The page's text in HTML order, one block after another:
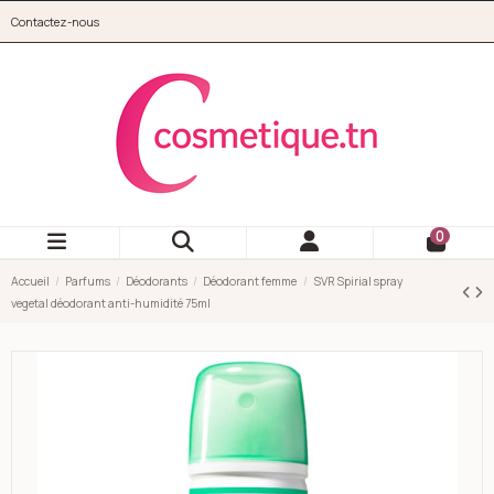
Contactez-nous
0
Accueil Parfums Déodorants Déodorant femme
SVR Spirial spray
vegetal déodorant anti-humidité 75ml